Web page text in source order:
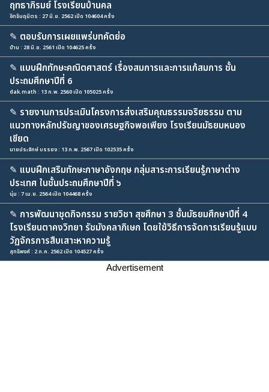
ฤทธาภิรมย์ โรงเรียนบ้านคล
อิทธินฤมิตร : 27 มิ.ย. 2562 เปิด 104604 ครั้ง
✎ ตอบรับการเผยแพร่บทคัดย่อ
ป่าน : 28 มิ.ย. 2561 เปิด 104625 ครั้ง
✎ แบบฝึกทักษะคณิตศาสตร์ เรื่องสมการและการแก้สมการ ชั้น
ประถมศึกษาปีที่ 6
dak.math : 13 ก.พ. 2560 เปิด 105025 ครั้ง
✎ รายงานการประเมินโครงการส่งเสริมคุณธรรมจริยธรรม ตาม
แนวทางหลักปรัชญาของเศรษฐกิจพอเพียง โรงเรียนมัธยมหนอง
เขียด
นายประจักษ์ บรรยง : 13 ก.พ. 2567 เปิด 102535 ครั้ง
✎ แบบฝึกเสริมทักษะภาษาอังกฤษ กลุ่มสาระการเรียนรู้ภาษาต่าง
ประเทศ ในชั้นประถมศึกษาปีที่ ๖
นุ่ม : 7 เม.ย. 2564 เปิด 104468 ครั้ง
✎ การพัฒนาชุดกิจกรรม รายวิชา สุขศึกษา 3 ชั้นมัธยมศึกษาปีที่ 4
โรงเรียนตาคงวิทยา รัชมังคลาภิเษก โดยใช้วิธีการจัดการเรียนรู้แบบ
วัฏจักรการสืบเสาะหาความรู้
สุทธิพงศ์ : 2 ก.ค. 2562 เปิด 104527 ครั้ง
Advertisement